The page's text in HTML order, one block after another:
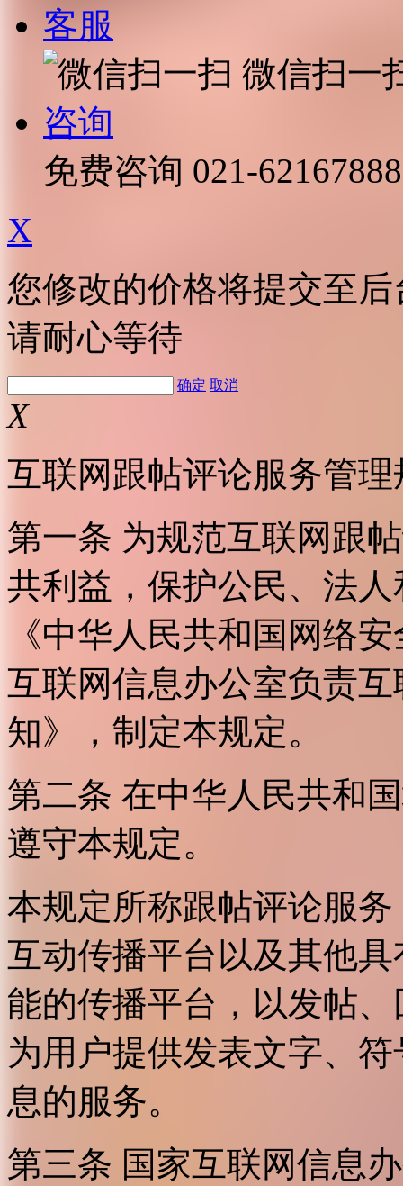
客服
微信扫一
咨询
免费咨询 021-62167888
X
您修改的价格将提交至
请耐心等待
确定 取消
X
互联网跟帖评论服务管理
第一条 为规范互联网跟
共利益，保护公民、法
《中华人民共和国网络
互联网信息办公室负责
知》，制定本规定。
第二条 在中华人民共和
遵守本规定。
本规定所称跟帖评论服
互动传播平台以及其他
能的传播平台，以发帖
为用户提供发表文字、
息的服务。
第三条 国家互联网信息